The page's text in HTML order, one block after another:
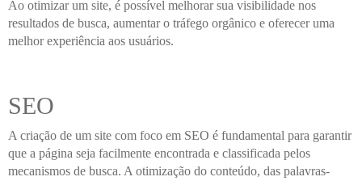
Ao otimizar um site, é possível melhorar sua visibilidade nos
resultados de busca, aumentar o tráfego orgânico e oferecer uma
melhor experiência aos usuários.
SEO
A criação de um site com foco em SEO é fundamental para garantir
que a página seja facilmente encontrada e classificada pelos
mecanismos de busca. A otimização do conteúdo, das palavras-